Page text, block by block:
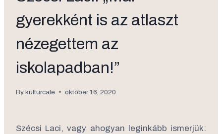
gyerekként is az atlaszt
nézegettem az
iskolapadban!”
By kulturcafe október 16, 2020
Szécsi Laci, vagy ahogyan leginkább ismerjük: